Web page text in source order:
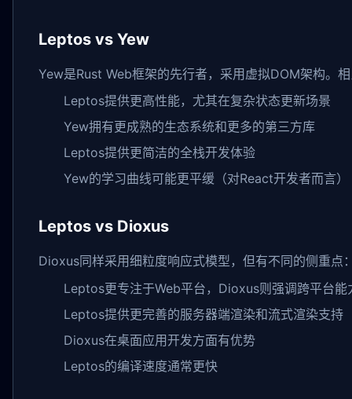
Leptos vs Yew
Yew是Rust Web框架的先行者，采用虚拟DOM架构。
Leptos提供更高性能，尤其在复杂状态更新场景
Yew拥有更成熟的生态系统和更多的第三方库
Leptos提供更简洁的全栈开发体验
Yew的学习曲线可能更平缓（对React开发者而言）
Leptos vs Dioxus
Dioxus同样采用细粒度响应式模型，但有不同的侧重点
Leptos更专注于Web平台，Dioxus则强调跨平台能
Leptos提供更完善的服务器端渲染和流式渲染支持
Dioxus在桌面应用开发方面有优势
Leptos的编译速度通常更快